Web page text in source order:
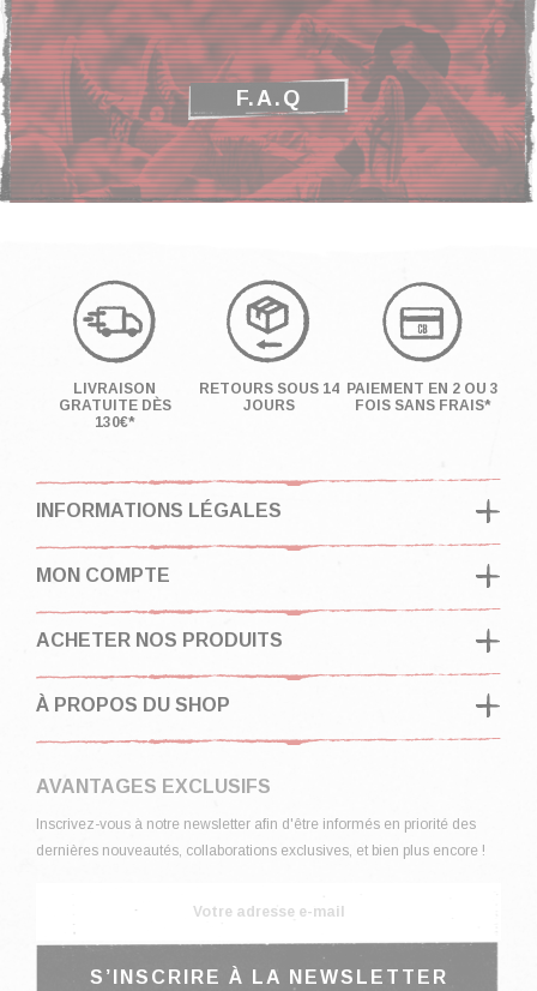
F.A.Q
LIVRAISON
GRATUITE DÈS
130€*
RETOURS SOUS 14
JOURS
PAIEMENT EN 2 OU 3
FOIS SANS FRAIS*
INFORMATIONS LÉGALES
MON COMPTE
ACHETER NOS PRODUITS
À PROPOS DU SHOP
AVANTAGES EXCLUSIFS
Inscrivez-vous à notre newsletter afin d'être informés en priorité des
dernières nouveautés, collaborations exclusives, et bien plus encore !